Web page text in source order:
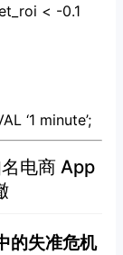
< -0.1
‘1 minute’;
电商 App
的失准危机